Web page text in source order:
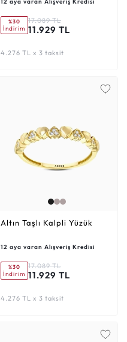
12 aya varan Alışveriş Kredisi
%30
İndirim
17.089 TL
11.929 TL
4.276 TL x 3 taksit
Altın Taşlı Kalpli Yüzük
12 aya varan Alışveriş Kredisi
%30
İndirim
17.089 TL
11.929 TL
4.276 TL x 3 taksit